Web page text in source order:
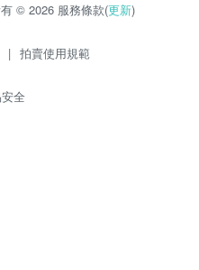
© 2026 服務條款(更新)
| 拍賣使用規範
全